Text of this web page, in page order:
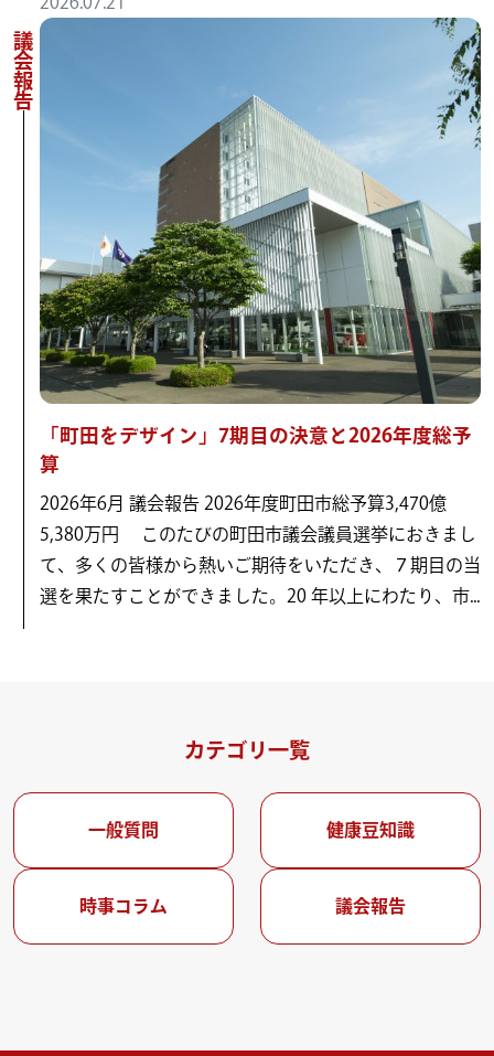
議会報告
「町田をデザイン」7期目の決意と2026年度総予
算
2026年6月 議会報告 2026年度町田市総予算3,470億
5,380万円 このたびの町田市議会議員選挙におきまし
て、多くの皆様から熱いご期待をいただき、７期目の当
選を果たすことができました。20 年以上にわたり、市...
カテゴリ一覧
一般質問 健康豆知識
時事コラム 議会報告